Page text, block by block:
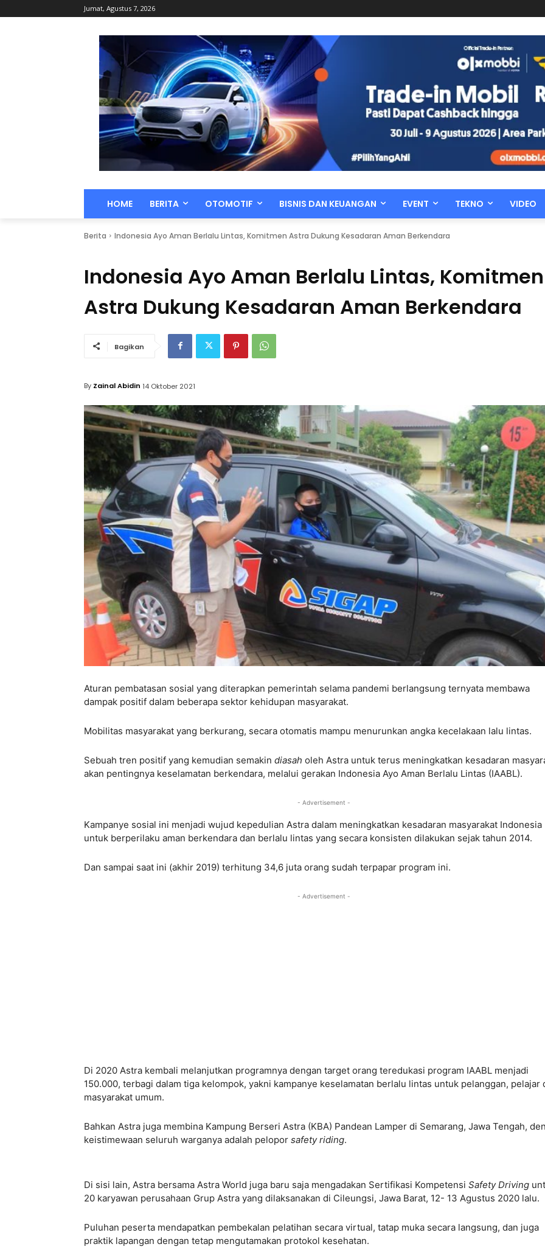
Jumat, Agustus 7, 2026
HOME BERITA OTOMOTIF BISNIS DAN KEUANGAN EVENT TEKNO VIDEO
Berita Indonesia Ayo Aman Berlalu Lintas, Komitmen Astra Dukung Kesadaran Aman Berkendara
Indonesia Ayo Aman Berlalu Lintas, Komitmen
Astra Dukung Kesadaran Aman Berkendara
Bagikan
By Zainal Abidin 14 Oktober 2021
Aturan pembatasan sosial yang diterapkan pemerintah selama pandemi berlangsung ternyata membawa
dampak positif dalam beberapa sektor kehidupan masyarakat.
Mobilitas masyarakat yang berkurang, secara otomatis mampu menurunkan angka kecelakaan lalu lintas.
Sebuah tren positif yang kemudian semakin diasah oleh Astra untuk terus meningkatkan kesadaran
akan pentingnya keselamatan berkendara, melalui gerakan Indonesia Ayo Aman Berlalu Lintas (IAABL).
- Advertisement -
Kampanye sosial ini menjadi wujud kepedulian Astra dalam meningkatkan kesadaran masyarakat Indonesia
untuk berperilaku aman berkendara dan berlalu lintas yang secara konsisten dilakukan sejak tahun 2014.
Dan sampai saat ini (akhir 2019) terhitung 34,6 juta orang sudah terpapar program ini.
- Advertisement -
Di 2020 Astra kembali melanjutkan programnya dengan target orang teredukasi program IAABL menjadi
150.000, terbagi dalam tiga kelompok, yakni kampanye keselamatan berlalu lintas untuk pelanggan, pelajar
masyarakat umum.
Bahkan Astra juga membina Kampung Berseri Astra (KBA) Pandean Lamper di Semarang, Jawa Tengah,
keistimewaan seluruh warganya adalah pelopor safety riding.
Di sisi lain, Astra bersama Astra World juga baru saja mengadakan Sertifikasi Kompetensi Safety Driving
20 karyawan perusahaan Grup Astra yang dilaksanakan di Cileungsi, Jawa Barat, 12- 13 Agustus 2020 lalu.
Puluhan peserta mendapatkan pembekalan pelatihan secara virtual, tatap muka secara langsung, dan juga
praktik lapangan dengan tetap mengutamakan protokol kesehatan.